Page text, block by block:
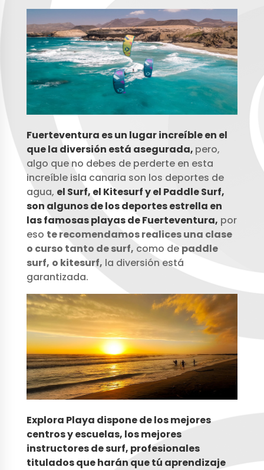
Fuerteventura es un lugar increíble en el
que la diversión está asegurada, pero,
algo que no debes de perderte en esta
increíble isla canaria son los deportes de
agua, el Surf, el Kitesurf y el Paddle Surf,
son algunos de los deportes estrella en
las famosas playas de Fuerteventura, por
eso te recomendamos realices una clase
o curso tanto de surf, como de paddle
surf, o kitesurf, la diversión está
garantizada.
Explora Playa dispone de los mejores
centros y escuelas, los mejores
instructores de surf, profesionales
titulados que harán que tú aprendizaje